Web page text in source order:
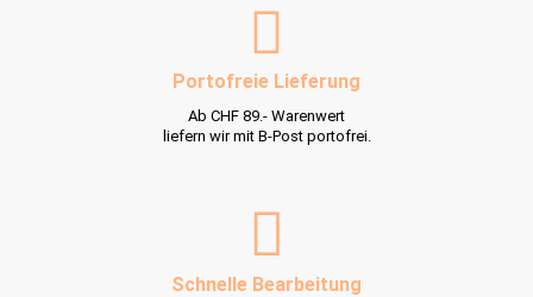
Portofreie Lieferung
Ab CHF 89.- Warenwert
liefern wir mit B-Post portofrei.
Schnelle Bearbeitung